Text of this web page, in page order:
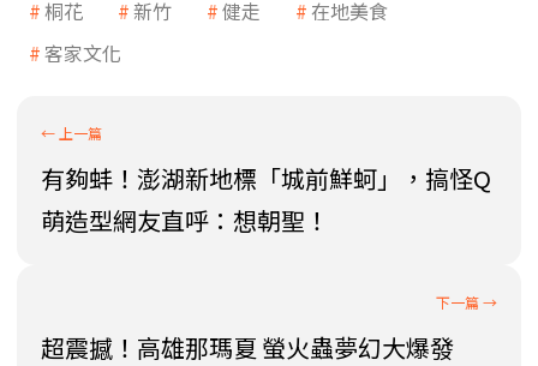
桐花 新竹 健走
在地美食
客家文化
有夠蚌！澎湖新地標「城前鮮蚵」，搞怪Q
萌造型網友直呼：想朝聖！
超震撼！高雄那瑪夏 螢火蟲夢幻大爆發